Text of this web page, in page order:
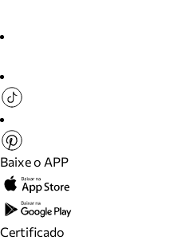
Baixe o APP
Certificado